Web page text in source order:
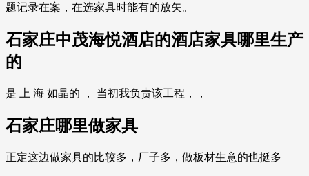
题记录在案，在选家具时能有的放矢。
石家庄中茂海悦酒店的酒店家具哪里生产
的
是 上 海 如晶的 ， 当初我负责该工程，，
石家庄哪里做家具
正定这边做家具的比较多，厂子多，做板材生意的也挺多